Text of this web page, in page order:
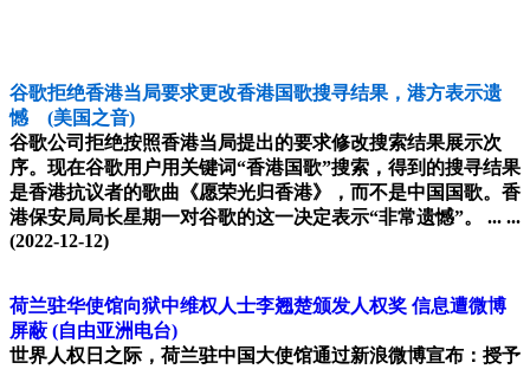
谷歌拒绝香港当局要求更改香港国歌搜寻结果，港方表示遗
憾
(美国之音)
谷歌公司拒绝按照香港当局提出的要求修改搜索结果展示次
序。现在谷歌用户用关键词“香港国歌”搜索，得到的搜寻结果
是香港抗议者的歌曲《愿荣光归香港》，而不是中国国歌。香
港保安局局长星期一对谷歌的这一决定表示“非常遗憾”。 ... ...
(2022-12-12)
荷兰驻华使馆向狱中维权人士李翘楚颁发人权奖 信息遭微博
屏蔽 (自由亚洲电台)
世界人权日之际，荷兰驻中国大使馆通过新浪微博宣布：授予